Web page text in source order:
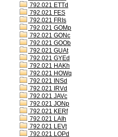
792.021 ETTd
792.021 FES
792.021 FRIs
792.021 GOMp
792.021 GONc
792.021 GOOb
792.021 GUAt
792.021 GYEd
792.021 HAKh
792.021 HOWq
792.021 INSd
792.021 IRVd
792.021 JAVc
792.021 JONp
792.021 KERf
792.021 LAIh
792.021 LEVt
792.021 LOPd